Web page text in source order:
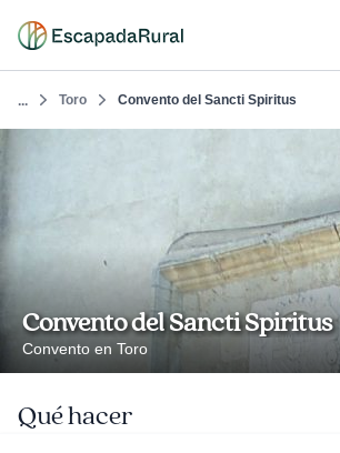
... Toro Convento del Sancti Spiritus
Convento del Sancti Spiritus
Convento en Toro
Qué hacer